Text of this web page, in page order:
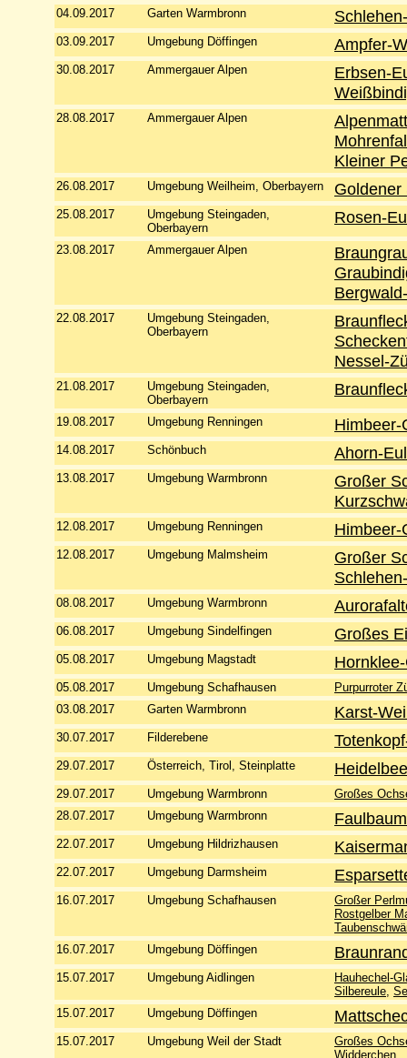
04.09.2017 Garten Warmbronn
03.09.2017 Umgebung Döffingen Ampfer-
30.08.2017 Ammergauer Alpen
Erbsen-
28.08.2017 Ammergauer Alpen
Kleiner
26.08.2017 Umgebung Weilheim, Oberbayern Goldener
25.08.2017
Umgebung Steingaden,
Oberbayern
Rosen-
23.08.2017 Ammergauer Alpen
22.08.2017
Umgebung Steingaden,
Oberbayern
Nessel-
21.08.2017
Umgebung Steingaden,
Oberbayern
19.08.2017 Umgebung Renningen Himbeer-
14.08.2017 Schönbuch Ahorn-
13.08.2017 Umgebung Warmbronn
Großer
12.08.2017 Umgebung Renningen Himbeer-
12.08.2017 Umgebung Malmsheim
Großer
08.08.2017 Umgebung Warmbronn
06.08.2017 Umgebung Sindelfingen Großes
05.08.2017 Umgebung Magstadt
05.08.2017 Umgebung Schafhausen
Purpurroter
03.08.2017
Garten Warmbronn Karst-
30.07.2017 Filderebene
29.07.2017 Österreich, Tirol, Steinplatte
29.07.2017 Umgebung Warmbronn
Großes
28.07.2017
Umgebung Warmbronn
22.07.2017 Umgebung Hildrizhausen
22.07.2017 Umgebung Darmsheim
16.07.2017 Umgebung Schafhausen
Großer
Rostgelber
16.07.2017
Umgebung Döffingen
15.07.2017 Umgebung Aidlingen
Hauhechel-
Silbereule,
15.07.2017
Umgebung Döffingen
15.07.2017 Umgebung Weil der Stadt
Großes
Widderchen